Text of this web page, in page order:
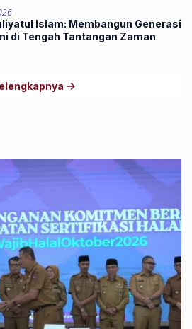
Islam: Membangun Generasi
di Tengah Tantangan Zaman